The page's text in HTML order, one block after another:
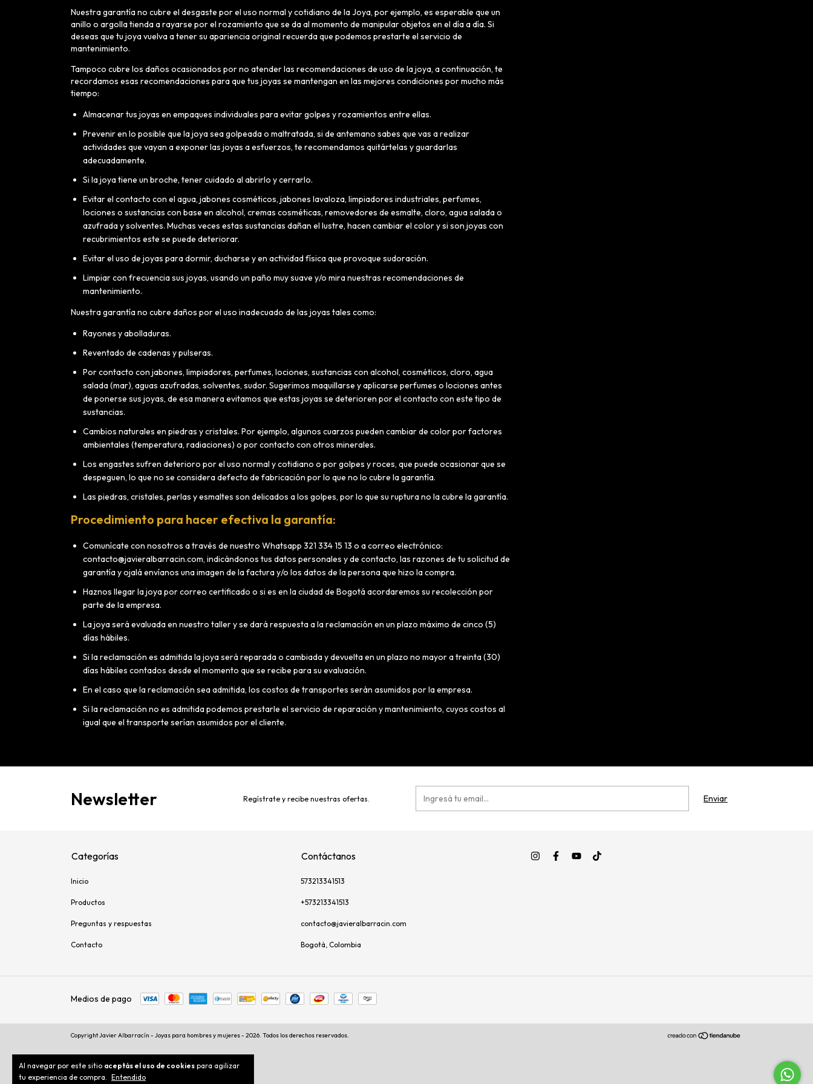
Al navegar por este sitio aceptás el uso de cookies para agilizar
tu experiencia de compra. Entendido
Nuestra garantía no cubre el desgaste por el uso normal y cotidiano de la Joya, por ejemplo, es esperable que un
anillo o argolla tienda a rayarse por el rozamiento que se da al momento de manipular objetos en el día a día. Si
deseas que tu joya vuelva a tener su apariencia original recuerda que podemos prestarte el servicio de
mantenimiento.
Tampoco cubre los daños ocasionados por no atender las recomendaciones de uso de la joya, a continuación, te
recordamos esas recomendaciones para que tus joyas se mantengan en las mejores condiciones por mucho más
tiempo:
Almacenar tus joyas en empaques individuales para evitar golpes y rozamientos entre ellas.
Prevenir en lo posible que la joya sea golpeada o maltratada, si de antemano sabes que vas a realizar
actividades que vayan a exponer las joyas a esfuerzos, te recomendamos quitártelas y guardarlas
adecuadamente.
Si la joya tiene un broche, tener cuidado al abrirlo y cerrarlo.
Evitar el contacto con el agua, jabones cosméticos, jabones lavaloza, limpiadores industriales, perfumes,
lociones o sustancias con base en alcohol, cremas cosméticas, removedores de esmalte, cloro, agua salada o
azufrada y solventes. Muchas veces estas sustancias dañan el lustre, hacen cambiar el color y si son joyas con
recubrimientos este se puede deteriorar.
Evitar el uso de joyas para dormir, ducharse y en actividad física que provoque sudoración.
Limpiar con frecuencia sus joyas, usando un paño muy suave y/o mira nuestras recomendaciones de
mantenimiento.
Nuestra garantía no cubre daños por el uso inadecuado de las joyas tales como:
Rayones y abolladuras.
Reventado de cadenas y pulseras.
Por contacto con jabones, limpiadores, perfumes, lociones, sustancias con alcohol, cosméticos, cloro, agua
salada (mar), aguas azufradas, solventes, sudor. Sugerimos maquillarse y aplicarse perfumes o lociones antes
de ponerse sus joyas, de esa manera evitamos que estas joyas se deterioren por el contacto con este tipo de
sustancias.
Cambios naturales en piedras y cristales. Por ejemplo, algunos cuarzos pueden cambiar de color por factores
ambientales (temperatura, radiaciones) o por contacto con otros minerales.
Los engastes sufren deterioro por el uso normal y cotidiano o por golpes y roces, que puede ocasionar que se
despeguen, lo que no se considera defecto de fabricación por lo que no lo cubre la garantía.
Las piedras, cristales, perlas y esmaltes son delicados a los golpes, por lo que su ruptura no la cubre la garantía.
Procedimiento para hacer efectiva la garantía:
Comunícate con nosotros a través de nuestro Whatsapp 321 334 15 13 o a correo electrónico:
contacto@javieralbarracin.com, indicándonos tus datos personales y de contacto, las razones de tu solicitud de
garantía y ojalá envíanos una imagen de la factura y/o los datos de la persona que hizo la compra.
Haznos llegar la joya por correo certificado o si es en la ciudad de Bogotá acordaremos su recolección por
parte de la empresa.
La joya será evaluada en nuestro taller y se dará respuesta a la reclamación en un plazo máximo de cinco (5)
días hábiles.
Si la reclamación es admitida la joya será reparada o cambiada y devuelta en un plazo no mayor a treinta (30)
días hábiles contados desde el momento que se recibe para su evaluación.
En el caso que la reclamación sea admitida, los costos de transportes serán asumidos por la empresa.
Si la reclamación no es admitida podemos prestarle el servicio de reparación y mantenimiento, cuyos costos al
igual que el transporte serían asumidos por el cliente.
Newsletter Regístrate y recibe nuestras ofertas.
Categorías
Inicio
Productos
Preguntas y respuestas
Contacto
Contáctanos
573213341513
+573213341513
contacto@javieralbarracin.com
Bogotá, Colombia
Medios de pago
Copyright Javier Albarracín - Joyas para hombres y mujeres - 2026. Todos los derechos reservados.